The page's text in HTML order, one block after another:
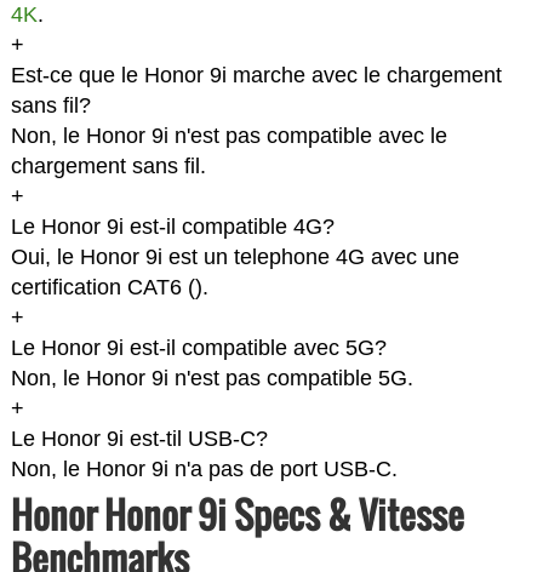
4K.
+
Est-ce que le Honor 9i marche avec le chargement
sans fil?
Non, le Honor 9i n'est pas compatible avec le
chargement sans fil.
+
Le Honor 9i est-il compatible 4G?
Oui, le Honor 9i est un telephone 4G avec une
certification CAT6 ().
+
Le Honor 9i est-il compatible avec 5G?
Non, le Honor 9i n'est pas compatible 5G.
+
Le Honor 9i est-til USB-C?
Non, le Honor 9i n'a pas de port USB-C.
Honor Honor 9i Specs & Vitesse
Benchmarks